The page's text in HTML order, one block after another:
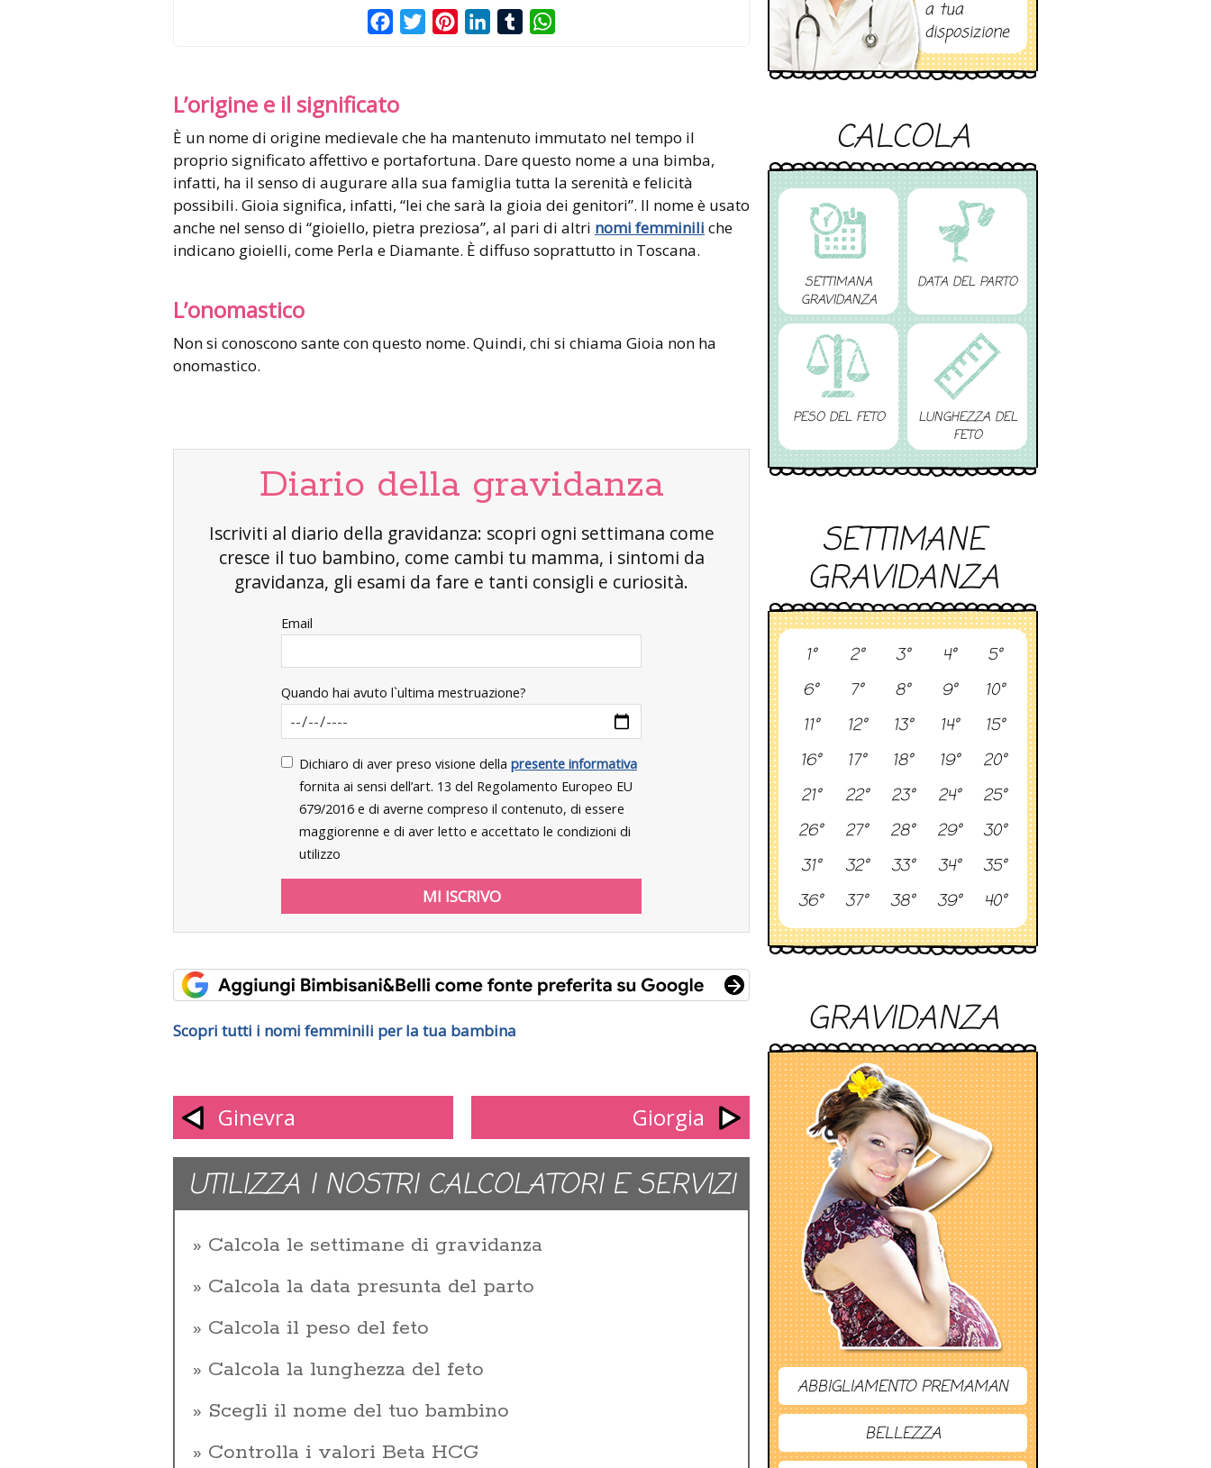
FacebookTwitterPinterestLinkedInTumblr
L’origine e il significato
È un nome di origine medievale che ha mantenuto immutato nel tempo il
proprio significato affettivo e portafortuna. Dare questo nome a una bimba,
infatti, ha il senso di augurare alla sua famiglia tutta la serenità e felicità
possibili. Gioia significa, infatti, “lei che sarà la gioia dei genitori”. Il nome è usato
anche nel senso di “gioiello, pietra preziosa”, al pari di altri nomi femminili che
indicano gioielli, come Perla e Diamante. È diffuso soprattutto in Toscana.
L’onomastico
Non si conoscono sante con questo nome. Quindi, chi si chiama Gioia non ha
onomastico.
Diario della gravidanza
Iscriviti al diario della gravidanza: scopri ogni settimana come
cresce il tuo bambino, come cambi tu mamma, i sintomi da
gravidanza, gli esami da fare e tanti consigli e curiosità.
Email
Quando hai avuto l`ultima mestruazione?
Dichiaro di aver preso visione della presente informativa
fornita ai sensi dell’art. 13 del Regolamento Europeo EU
679/2016 e di averne compreso il contenuto, di essere
maggiorenne e di aver letto e accettato le condizioni di
utilizzo
Scopri tutti i nomi femminili per la tua bambina
Ginevra Giorgia
UTILIZZA I NOSTRI CALCOLATORI E SERVIZI
Calcola le settimane di gravidanza
Calcola la data presunta del parto
Calcola il peso del feto
Calcola la lunghezza del feto
Scegli il nome del tuo bambino
Controlla i valori Beta HCG
a tua
disposizione
CALCOLA
SETTIMANA
GRAVIDANZA
DATA DEL PARTO
PESO DEL FETO
LUNGHEZZA DEL
FETO
SETTIMANE
GRAVIDANZA
1° 2° 3° 4°
5°
6°
7° 8° 9°
10°
11°
12° 13° 14°
15°
16°
17° 18° 19°
20°
21°
22° 23° 24°
25°
26°
27° 28° 29°
30°
31°
32° 33° 34°
35°
36°
37° 38° 39° 40°
GRAVIDANZA
ABBIGLIAMENTO PREMAMAN
BELLEZZA